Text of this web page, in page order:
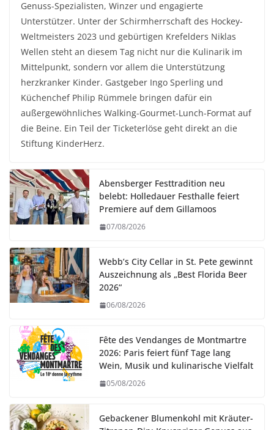
Genuss-Spezialisten, Winzer und engagierte
Unterstützer. Unter der Schirmherrschaft des Hockey-
Weltmeisters 2023 und gebürtigen Krefelders Niklas
Wellen steht an diesem Tag nicht nur die Kulinarik im
Mittelpunkt, sondern vor allem die Unterstützung
herzkranker Kinder. Gastgeber Ingo Sperling und
Küchenchef Philip Rümmele bringen dafür ein
außergewöhnliches Walking-Gourmet-Lunch-Format auf
die Beine. Ein Teil der Ticketerlöse geht direkt an die
Stiftung KinderHerz.
Abensberger Festtradition neu
belebt: Holledauer Festhalle feiert
Premiere auf dem Gillamoos
07/08/2026
Webb’s City Cellar in St. Pete gewinnt
Auszeichnung als „Best Florida Beer
2026“
06/08/2026
Fête des Vendanges de Montmartre
2026: Paris feiert fünf Tage lang
Wein, Musik und kulinarische Vielfalt
05/08/2026
Gebackener Blumenkohl mit Kräuter-